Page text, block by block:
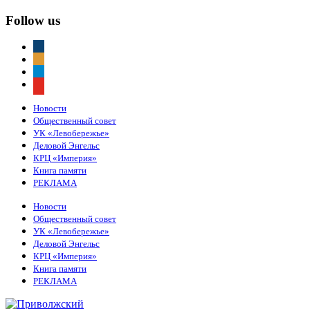
Follow us
Новости
Общественный совет
УК «Левобережье»
Деловой Энгельс
КРЦ «Империя»
Книга памяти
РЕКЛАМА
Новости
Общественный совет
УК «Левобережье»
Деловой Энгельс
КРЦ «Империя»
Книга памяти
РЕКЛАМА